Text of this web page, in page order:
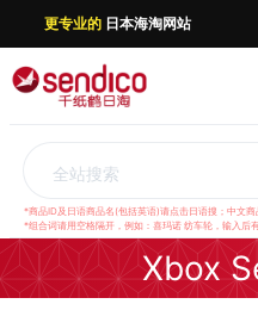
更专业的日本海淘网站
全站搜索
*商品ID及日语商品名(包括英语)请点击日语搜；中文商
*组合词请用空格隔开，例如：喜玛诺 纺车轮，输入后
Xbox